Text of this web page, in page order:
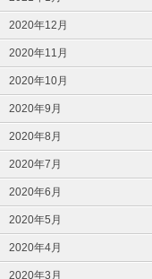
2020年12月
2020年11月
2020年10月
2020年9月
2020年8月
2020年7月
2020年6月
2020年5月
2020年4月
2020年3月